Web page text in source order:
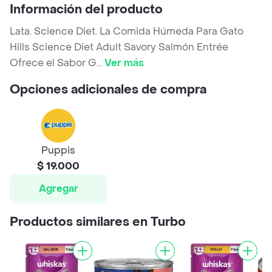
Información del producto
Lata. Science Diet. La Comida Húmeda Para Gato
Hills Science Diet Adult Savory Salmón Entrée
Ofrece el Sabor G...Ver más
Opciones adicionales de compra
Puppis
$ 19.000
Agregar
Productos similares en Turbo